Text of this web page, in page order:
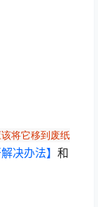
将它移到废纸
决办法】 和